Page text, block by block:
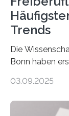
Trends
Die
Bonn haben
Landkreise mit
ist demnach
03.09.2025